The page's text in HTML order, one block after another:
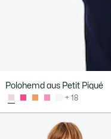
Polohemd aus Petit Piqué
+ 18